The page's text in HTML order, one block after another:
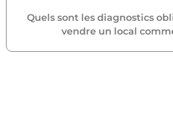
Quels sont les diagnostics
vendre un local